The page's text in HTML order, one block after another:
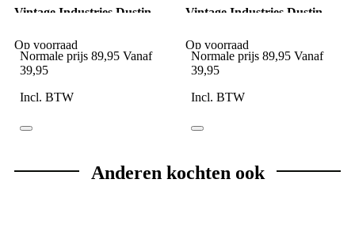
Vintage Industries Dustin
Op voorraad
Normale prijs 89,95 Vanaf
39,95
Incl. BTW
Vintage Industries Dustin
olive
Op voorraad
Normale prijs 89,95 Vanaf
39,95
Incl. BTW
Anderen kochten ook